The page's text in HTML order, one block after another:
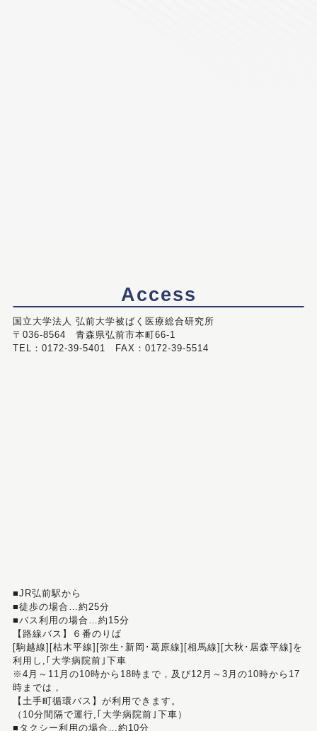
Access
国立大学法人 弘前大学被ばく医療総合研究所
〒036-8564 青森県弘前市本町66-1
TEL：0172-39-5401 FAX：0172-39-5514
■JR弘前駅から
■徒歩の場合…約25分
■バス利用の場合…約15分
【路線バス】６番のりば
[駒越線][枯木平線][弥生･新岡･葛原線][相馬線][大秋･居森平線]を
利用し,｢大学病院前｣下車
※4月～11月の10時から18時まで，及び12月～3月の10時から17
時までは，
【土手町循環バス】が利用できます。
（10分間隔で運行,｢大学病院前｣下車）
■タクシー利用の場合…約10分